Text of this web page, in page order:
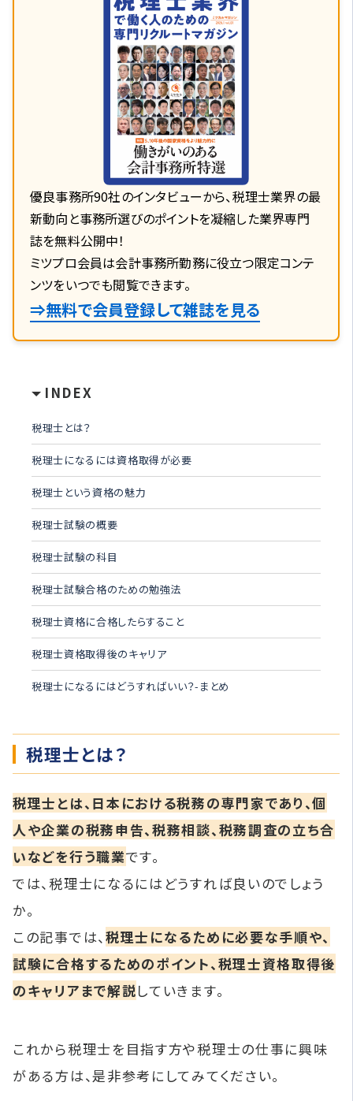
優良事務所90社のインタビューから、税理士業界の最
新動向と事務所選びのポイントを凝縮した業界専門
誌を無料公開中！
ミツプロ会員は会計事務所勤務に役立つ限定コンテ
ンツをいつでも閲覧できます。
⇒無料で会員登録して雑誌を見る
INDEX
税理士とは？
税理士になるには資格取得が必要
税理士という資格の魅力
税理士試験の概要
税理士試験の科目
税理士試験合格のための勉強法
税理士資格に合格したらすること
税理士資格取得後のキャリア
税理士になるにはどうすればいい？-まとめ
税理士とは？
税理士とは、日本における税務の専門家であり、個
人や企業の税務申告、税務相談、税務調査の立ち合
いなどを行う職業です。
では、税理士になるにはどうすれば良いのでしょう
か。
この記事では、 税理士になるために必要な手順や、
試験に合格するためのポイント、税理士資格取得後
のキャリアまで解説していきます。
これから税理士を目指す方や税理士の仕事に興味
がある方は、是非参考にしてみてください。